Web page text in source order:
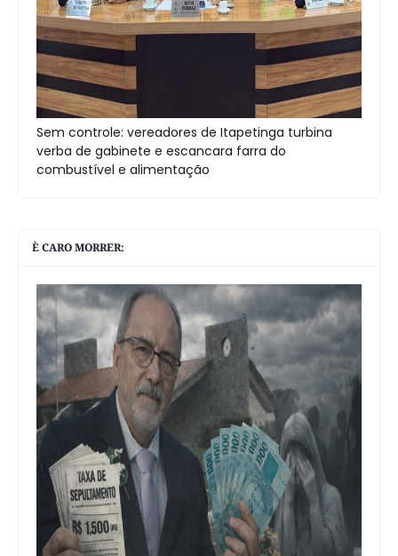
Sem controle: vereadores de Itapetinga turbina
verba de gabinete e escancara farra do
combustível e alimentação
È CARO MORRER: